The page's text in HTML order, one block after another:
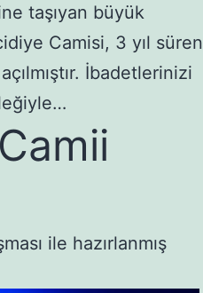
taşıyan büyük
Camisi, 3 yıl süren
İbadetlerinizi
ile hazırlanmış